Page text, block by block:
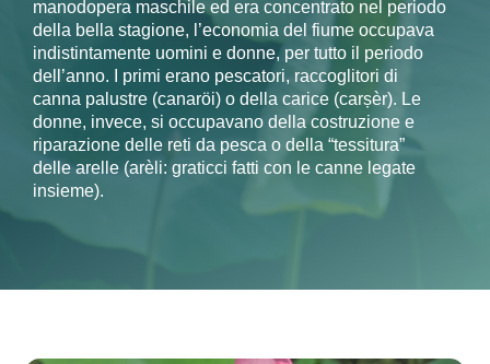
manodopera maschile ed era concentrato nel periodo
della bella stagione, l’economia del fiume occupava
indistintamente uomini e donne, per tutto il periodo
dell’anno. I primi erano pescatori, raccoglitori di
canna palustre (canaröi) o della carice (carșèr). Le
donne, invece, si occupavano della costruzione e
riparazione delle reti da pesca o della “tessitura”
delle arelle (arèli: graticci fatti con le canne legate
insieme).